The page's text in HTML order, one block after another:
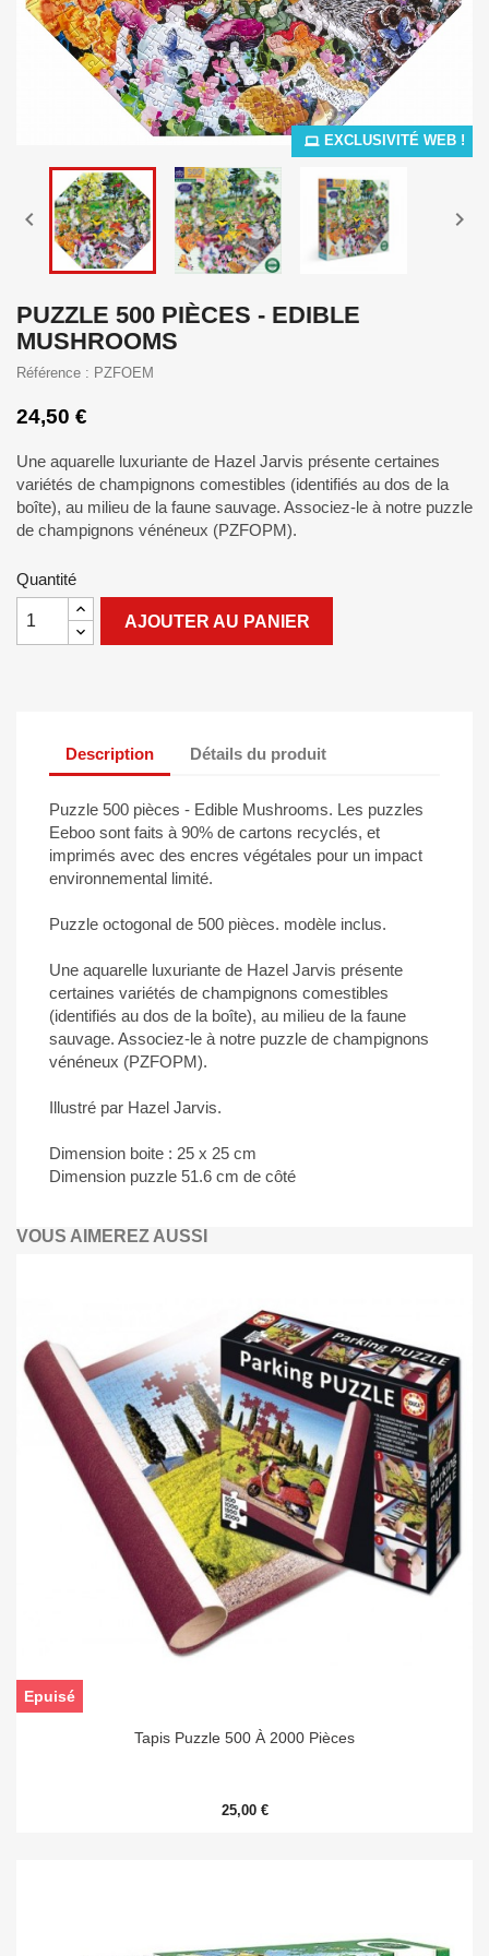
EXCLUSIVITÉ WEB !
 
PUZZLE 500 PIÈCES - EDIBLE
MUSHROOMS
Référence : PZFOEM
24,50 €
Une aquarelle luxuriante de Hazel Jarvis présente certaines
variétés de champignons comestibles (identifiés au dos de la
boîte), au milieu de la faune sauvage. Associez-le à notre puzzle
de champignons vénéneux (PZFOPM).
Quantité
AJOUTER AU PANIER
Description Détails du produit
Puzzle 500 pièces - Edible Mushrooms. Les puzzles
Eeboo sont faits à 90% de cartons recyclés, et
imprimés avec des encres végétales pour un impact
environnemental limité.
Puzzle octogonal de 500 pièces. modèle inclus.
Une aquarelle luxuriante de Hazel Jarvis présente
certaines variétés de champignons comestibles
(identifiés au dos de la boîte), au milieu de la faune
sauvage. Associez-le à notre puzzle de champignons
vénéneux (PZFOPM).
Illustré par Hazel Jarvis.
Dimension boite : 25 x 25 cm
Dimension puzzle 51.6 cm de côté
VOUS AIMEREZ AUSSI
Tapis Puzzle 500 À 2000 Pièces
25,00 €
Epuisé